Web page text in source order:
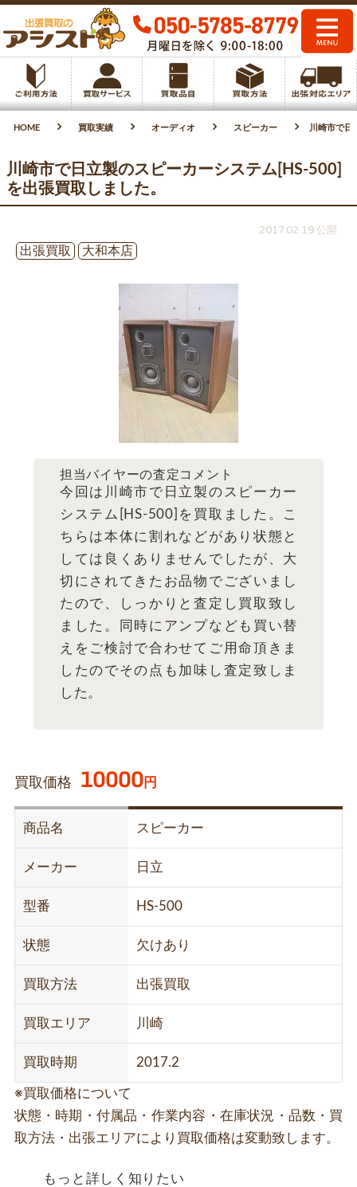
HOME 買取実績 オーディオ スピーカー 川崎市で日
川崎市で日立製のスピーカーシステム[HS-500]
を出張買取しました。
2017.02.19 公開
出張買取
大和本店
担当バイヤーの査定コメント
今回は川崎市で日立製のスピーカー
システム[HS-500]を買取ました。こ
ちらは本体に割れなどがあり状態と
しては良くありませんでしたが、大
切にされてきたお品物でございまし
たので、しっかりと査定し買取致し
ました。同時にアンプなども買い替
えをご検討で合わせてご用命頂きま
したのでその点も加味し査定致しま
した。
買取価格 10000円
商品名 スピーカー
メーカー 日立
型番 HS-500
状態 欠けあり
買取方法 出張買取
買取エリア 川崎
買取時期 2017.2
※買取価格について
状態・時期・付属品・作業内容・在庫状況・品数・買
取方法・出張エリアにより買取価格は変動致します。
もっと詳しく知りたい